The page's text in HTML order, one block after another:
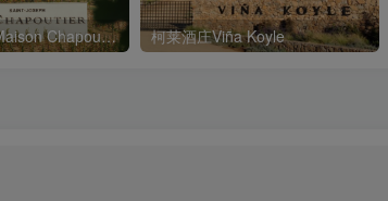
莎普蒂尔世家Maison Chapoutier 柯莱酒庄Viña Koyle